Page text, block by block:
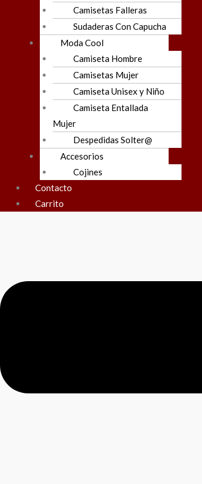
Camisetas Falleras
Sudaderas Con Capucha
Moda Cool
Camiseta Hombre
Camisetas Mujer
Camiseta Unisex y Niño
Camiseta Entallada
Mujer
Despedidas Solter@
Accesorios
Cojines
Contacto
Carrito